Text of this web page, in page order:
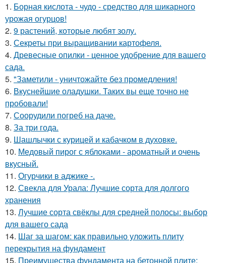
1. Борная кислота - чудо - средство для шикарного
урожая огурцов!
2. 9 растений, которые любят золу.
3. Секреты при выращивании картофеля.
4. Древесные опилки - ценное удобрение для вашего
сада.
5. "Заметили - уничтожайте без промедления!
6. Вкуснейшие оладушки. Таких вы еще точно не
пробовали!
7. Соорудили погреб на даче.
8. За три года.
9. Шашлычки с курицей и кабачком в духовке.
10. Медовый пирог с яблоками - ароматный и очень
вкусный.
11. Огурчики в аджике -.
12. Свекла для Урала: Лучшие сорта для долгого
хранения
13. Лучшие сорта свёклы для средней полосы: выбор
для вашего сада
14. Шаг за шагом: как правильно уложить плиту
перекрытия на фундамент
15. Преимущества фундамента на бетонной плите: